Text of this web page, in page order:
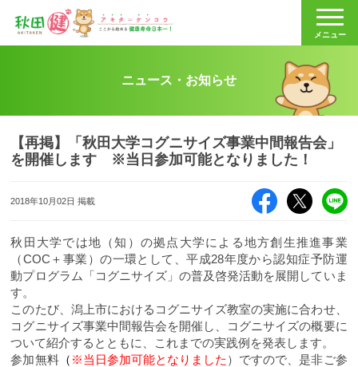
メニュー
ニュース・お知らせ
【再掲】「秋田大学コグニサイズ事業中間報告会」
を開催します ※当日参加可能となりました！
2018年10月02日 掲載
Facebook X（旧
秋田大学では地（知）の拠点大学による地方創生推進事業
（COC＋事業）の一環として、平成28年度から認知症予防運
動プログラム「コグニサイズ」の普及啓発活動を展開していま
す。
このたび、潟上市におけるコグニサイズ教室の実施に合わせ、
コグニサイズ事業中間報告会を開催し、コグニサイズの概要に
ついて紹介するとともに、これまでの実践例を発表します。
参加無料（ ※当日参加可能となりました ）ですので、是非ご参